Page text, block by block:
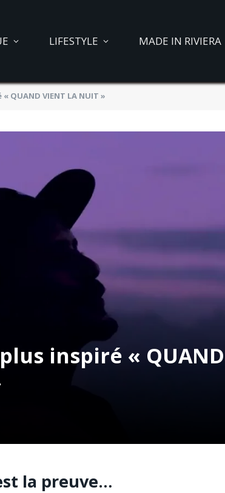
LIFESTYLE MADE IN RIVIERA
QUAND VIENT LA NUIT »
inspiré « QUAND
la preuve…